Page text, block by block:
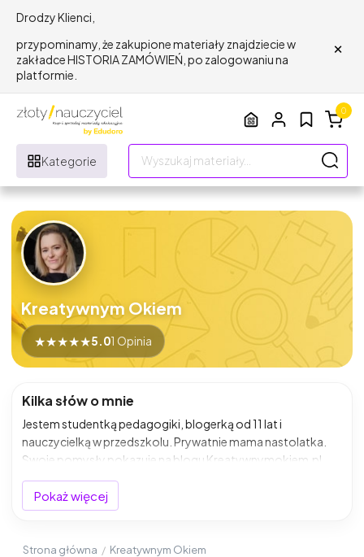
Drodzy Klienci,
przypominamy, że zakupione materiały znajdziecie w
zakładce HISTORIA ZAMÓWIEŃ, po zalogowaniu na
platformie.
×
Kategorie
0
Kreatywnym Okiem
★★★★★5.01 Opinia
Kilka słów o mnie
Jestem studentką pedagogiki, blogerką od 11 lat i
nauczycielką w przedszkolu. Prywatnie mama nastolatka.
Swoje pomysły pokazuje na blogu Kreatywnymokiem.pl.
Pokaż więcej
Strona główna / Kreatywnym Okiem